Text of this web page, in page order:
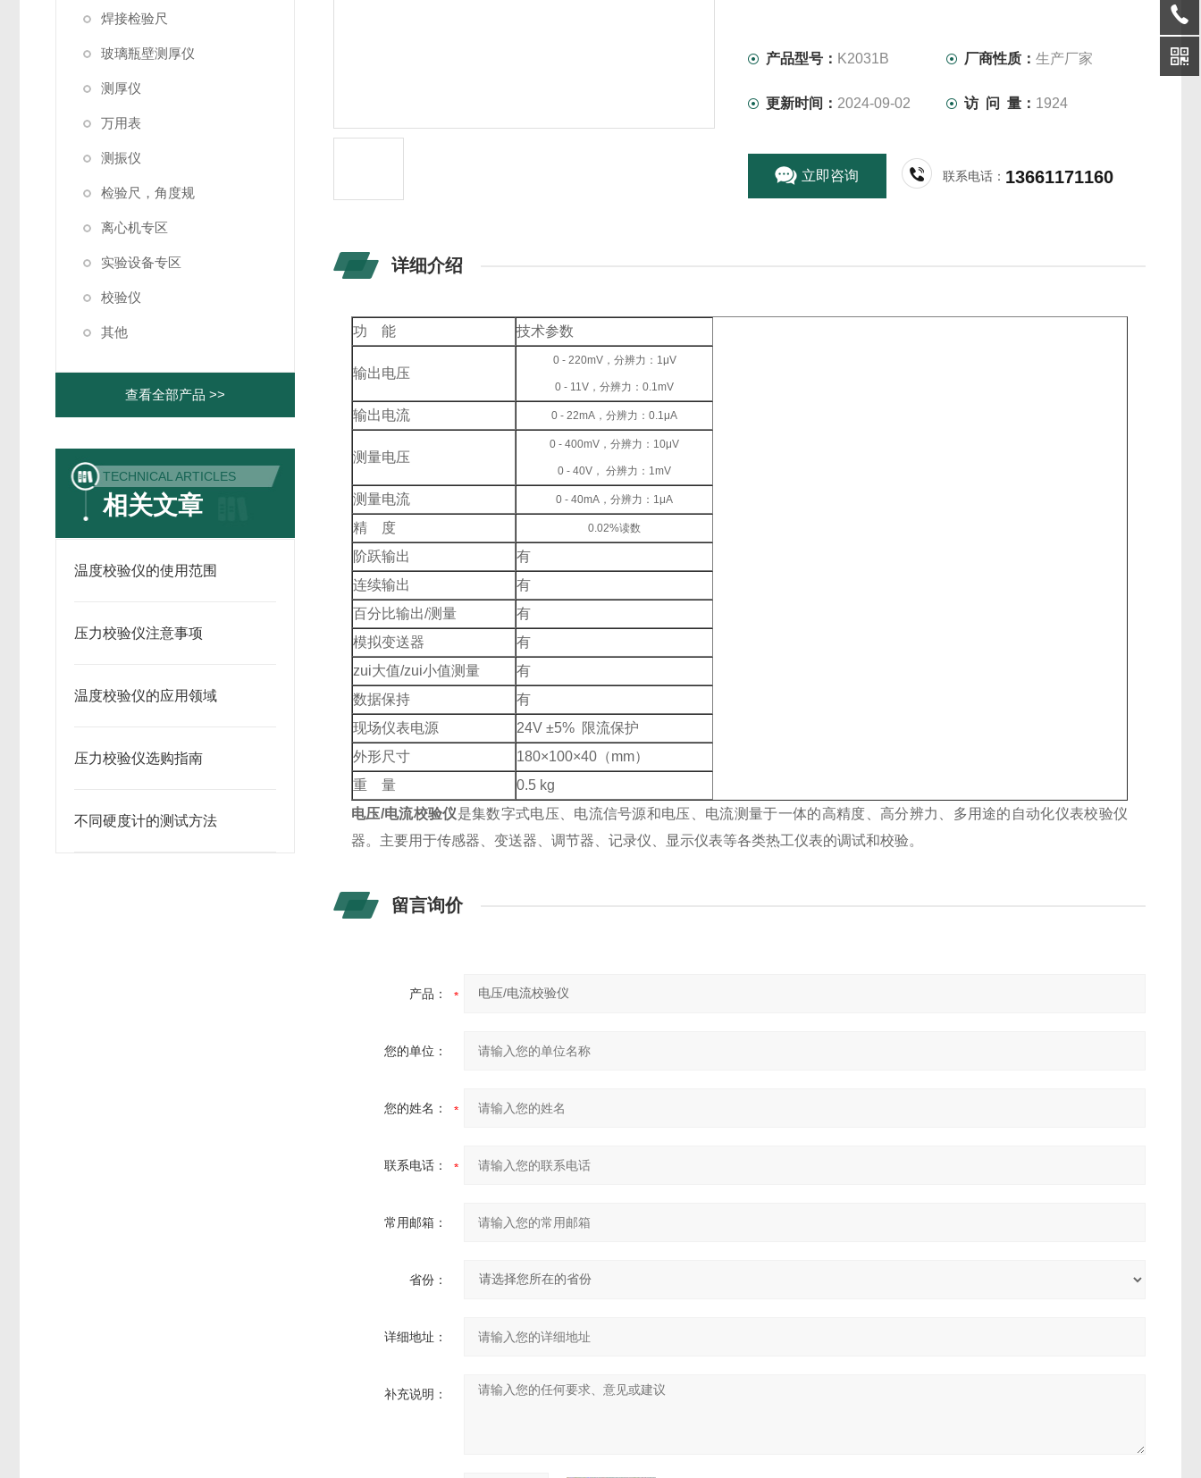
焊接检验尺
玻璃瓶壁测厚仪
测厚仪
万用表
测振仪
检验尺，角度规
离心机专区
实验设备专区
校验仪
其他
查看全部产品 >>
TECHNICAL ARTICLES
相关文章
温度校验仪的使用范围
压力校验仪注意事项
温度校验仪的应用领域
压力校验仪选购指南
不同硬度计的测试方法
产品型号： K2031B 厂商性质：生产厂家
更新时间： 2024-09-02 访 问 量： 1924
立即咨询 联系电话： 13661171160
详细介绍
功 能 技术参数
输出电压
0 - 220mV，分辨力：1μV
0 - 11V，分辨力：0.1mV
输出电流 0 - 22mA，分辨力：0.1μA
测量电压
0 - 400mV，分辨力：10μV
0 - 40V， 分辨力：1mV
测量电流 0 - 40mA，分辨力：1μA
精 度 0.02%读数
阶跃输出
有
连续输出
有
百分比输出/测量
有
模拟变送器
有
zui大值/zui小值测量
有
数据保持
有
现场仪表电源
24V ±5% 限流保护
外形尺寸
180×100×40（mm）
重 量
0.5 kg
电压/电流校验仪是集数字式电压、电流信号源和电压、电流测量于一体的高精度、高分辨力、多用途的自动化仪表校验仪
器。主要用于传感器、变送器、调节器、记录仪、显示仪表等各类热工仪表的调试和校验。
留言询价
产品：
您的单位：
您的姓名：
联系电话：
常用邮箱：
省份：
详细地址：
补充说明：